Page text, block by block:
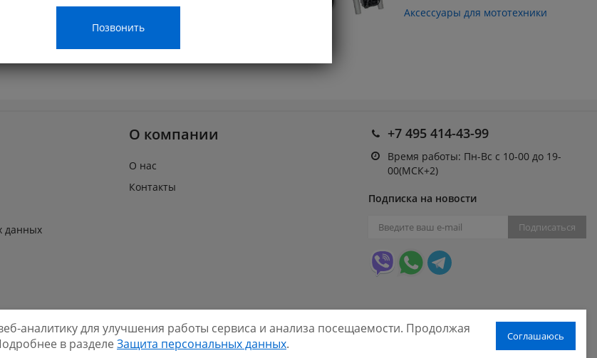
Аксессуары для мототехники
данных
О компании
О нас
Контакты
+7 495 414-43-99
Время работы: Пн-Вс с 10-00 до 19-
00(МСК+2)
Подписка на новости
Подписаться
Нашли ошибку?
Позвонить
аналитику для улучшения работы сервиса и анализа посещаемости. Продолжая
в разделе Защита персональных данных. Соглашаюсь